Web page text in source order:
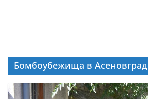
Бомбоубежища в Асеновград